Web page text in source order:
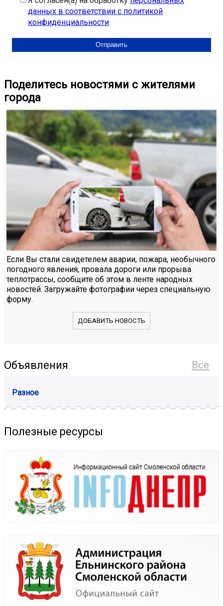
данных в соответствии с политикой
конфиденциальности
Поделитесь новостями с жителями
города
Если Вы стали свидетелем аварии, пожара, необычного
погодного явления, провала дороги или прорыва
теплотрассы, сообщите об этом в ленте народных
новостей. Загружайте фотографии через специальную
форму.
ДОБАВИТЬ НОВОСТЬ
Все
Объявления
Разное
Полезные ресурсы